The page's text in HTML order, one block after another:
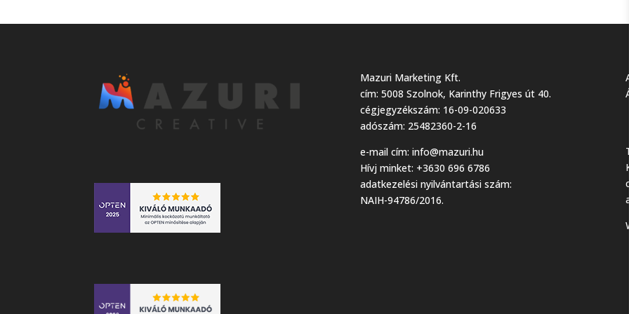
Mazuri Marketing Kft.
cím: 5008 Szolnok, Karinthy Frigyes út 40.
cégjegyzékszám: 16-09-020633
adószám: 25482360-2-16
e-mail cím: info@mazuri.hu
Hívj minket: +3630 696 6786
adatkezelési nyilvántartási szám:
NAIH-94786/2016.